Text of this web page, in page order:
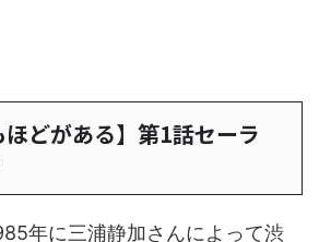
ほどがある】第1話セーラ
年に三浦静加さんによって渋